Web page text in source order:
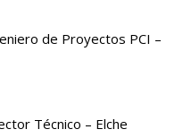
de Proyectos PCI –
Técnico – Elche